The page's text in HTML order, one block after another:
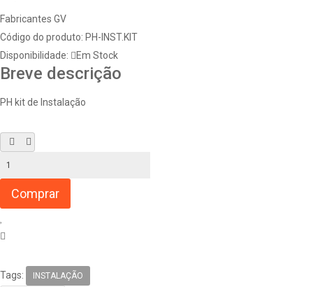
Fabricantes GV
Código do produto: PH-INST.KIT
Disponibilidade:
Em Stock
Breve descrição
PH kit de Instalação
Tags: INSTALAÇÃO